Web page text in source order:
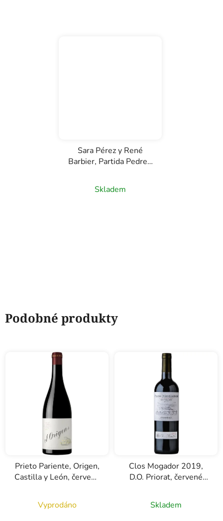
Sara Pérez y René
Barbier, Partida Pedrer,
víno, 0,75l
Skladem
Podobné produkty
Prieto Pariente, Origen,
Castilla y León, červené
Vyprodáno
Clos Mogador 2019,
D.O. Priorat, červené
Skladem